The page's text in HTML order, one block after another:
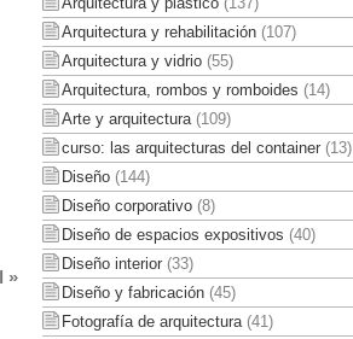
»
Arquitectura y rehabilitación(107)
Arquitectura y vidrio(55)
Arquitectura, rombos y romboides (14)
Arte y arquitectura(109)
curso: las arquitecturas del container(13)
Diseño(144)
Diseño corporativo(8)
Diseño de espacios expositivos (40)
Diseño interior(33)
Diseño y fabricación(45)
Fotografía de arquitectura(41)